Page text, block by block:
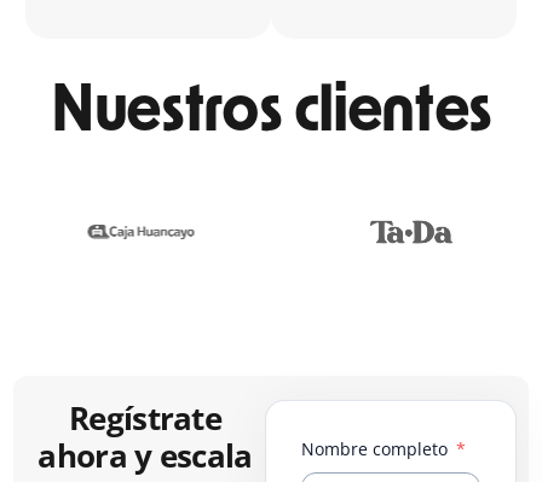
Nuestros clientes
Regístrate
ahora y escala
Nombre completo